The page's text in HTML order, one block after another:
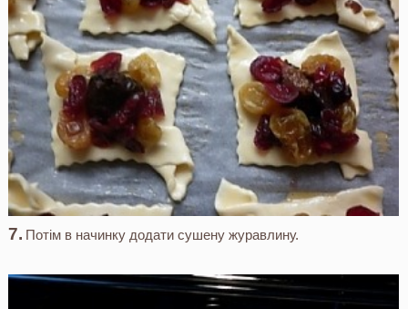
Потім в начинку додати сушену журавлину.